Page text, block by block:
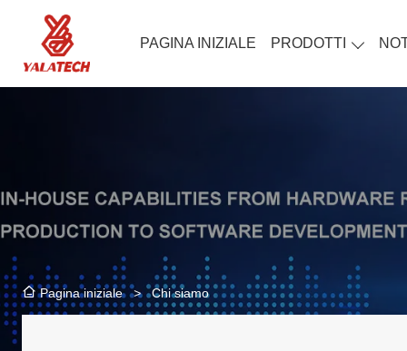
PAGINA INIZIALE PRODOTTI
Pagina iniziale > Chi siamo